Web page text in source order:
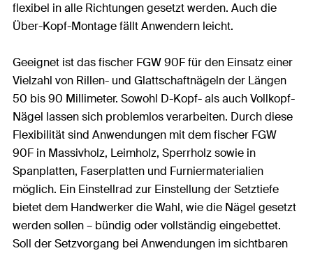
flexibel in alle Richtungen gesetzt werden. Auch die
Über-Kopf-Montage fällt Anwendern leicht.
Geeignet ist das fischer FGW 90F für den Einsatz einer
Vielzahl von Rillen- und Glattschaftnägeln der Längen
50 bis 90 Millimeter. Sowohl D-Kopf- als auch Vollkopf-
Nägel lassen sich problemlos verarbeiten. Durch diese
Flexibilität sind Anwendungen mit dem fischer FGW
90F in Massivholz, Leimholz, Sperrholz sowie in
Spanplatten, Faserplatten und Furniermaterialien
möglich. Ein Einstellrad zur Einstellung der Setztiefe
bietet dem Handwerker die Wahl, wie die Nägel gesetzt
werden sollen – bündig oder vollständig eingebettet.
Soll der Setzvorgang bei Anwendungen im sichtbaren